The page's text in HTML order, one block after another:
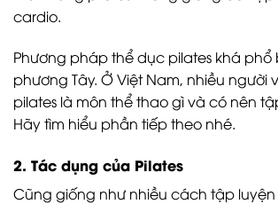
cardio.
Phương pháp thể dục pilates khá phổ
phương Tây. Ở Việt Nam, nhiều người
pilates là môn thể thao gì và có nên
Hãy tìm hiểu phần tiếp theo nhé.
2. Tác dụng của Pilates
Cũng giống như nhiều cách tập luyện